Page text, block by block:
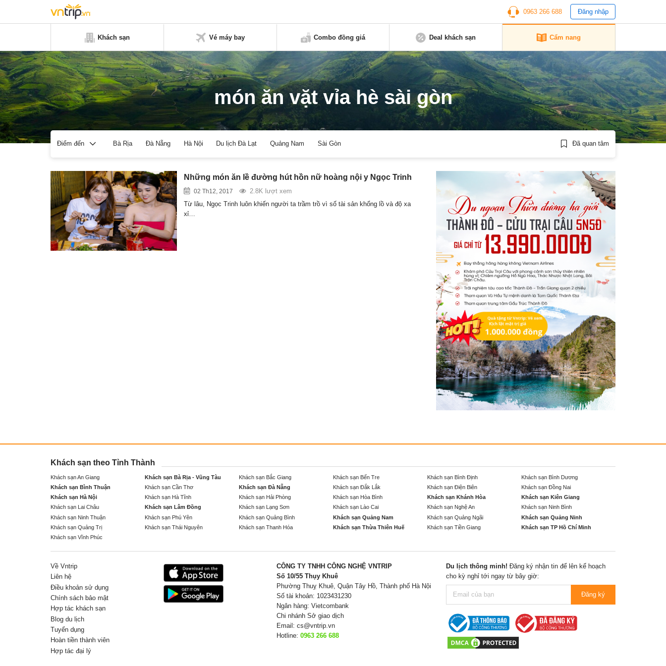
0963 266 688 Đăng nhập
Khách sạn Vé máy bay Combo đồng giá Deal khách sạn Cẩm nang
món ăn vặt vỉa hè sài gòn
Điểm đến Bà Rịa Đà Nẵng Hà Nội Du lịch Đà Lạt Quảng Nam Sài Gòn Đã quan tâm
Những món ăn lề đường hút hồn nữ hoàng nội y Ngọc Trinh
02 Th12, 2017
2.8K lượt xem
Từ lâu, Ngọc Trinh luôn khiến người ta trầm trồ vì số tài sản khổng lồ và độ xa
xỉ…
Khách sạn theo Tỉnh Thành
Khách sạn An Giang Khách sạn Bà Rịa - Vũng Tàu Khách sạn Bắc Giang Khách sạn Bến Tre Khách sạn Bình Định
Khách sạn Bình Dương
Khách sạn Bình Thuận
Khách sạn Cần Thơ Khách sạn Đà Nẵng Khách sạn Đắk Lắk Khách sạn Điện Biên
Khách sạn Đồng Nai
Khách sạn Hà Nội
Khách sạn Hà Tĩnh Khách sạn Hải Phòng Khách sạn Hòa Bình Khách sạn Khánh Hòa
Khách sạn Kiên Giang
Khách sạn Lai Châu
Khách sạn Lâm Đồng Khách sạn Lạng Sơn Khách sạn Lào Cai Khách sạn Nghệ An
Khách sạn Ninh Bình
Khách sạn Ninh Thuận
Khách sạn Phú Yên Khách sạn Quảng Bình Khách sạn Quảng Nam Khách sạn Quảng Ngãi
Khách sạn Quảng Ninh
Khách sạn Quảng Trị
Khách sạn Thái Nguyên Khách sạn Thanh Hóa Khách sạn Thừa Thiên Huế Khách sạn Tiền Giang
Khách sạn TP Hồ Chí Minh
Khách sạn Vĩnh Phúc
Về Vntrip
Liên hệ
Điều khoản sử dụng
Chính sách bảo mật
Hợp tác khách sạn
Blog du lịch
Tuyển dụng
Hoàn tiền thành viên
Hợp tác đại lý
CÔNG TY TNHH CÔNG NGHỆ VNTRIP
Số 10/55 Thụy Khuê
Phường Thuỵ Khuê, Quận Tây Hồ, Thành phố Hà Nội
Số tài khoản: 1023431230
Ngân hàng: Vietcombank
Chi nhánh Sở giao dịch
Email: cs@vntrip.vn
Hotline: 0963 266 688
Du lịch thông minh! Đăng ký nhận tin để lên kế hoạch
cho kỳ nghỉ tới ngay từ bây giờ:
Đăng ký